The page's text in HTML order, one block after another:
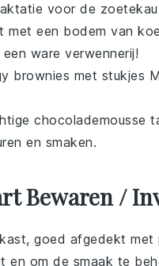
voor de
met een bodem van
ware verwennerij!
brownies met stukjes
chocolademousse
en smaken.
Bewaren /
goed afgedekt
en om de smaak te